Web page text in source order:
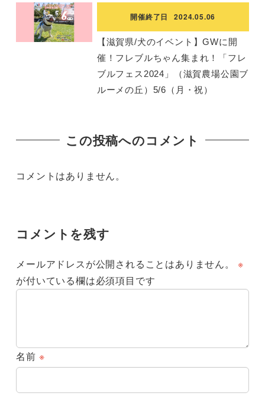
開催終了日 2024.05.06
【滋賀県/犬のイベント】GWに開
催！フレブルちゃん集まれ！「フレ
ブルフェス2024」（滋賀農場公園ブ
ルーメの丘）5/6（月・祝）
この投稿へのコメント
コメントはありません。
コメントを残す
メールアドレスが公開されることはありません。
※
が付いている欄は必須項目です
名前 ※